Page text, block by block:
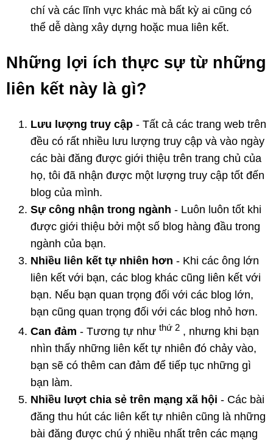
chí và các lĩnh vực khác mà bất kỳ ai cũng có
thể dễ dàng xây dựng hoặc mua liên kết.
Những lợi ích thực sự từ những
liên kết này là gì?
Lưu lượng truy cập - Tất cả các trang web trên
đều có rất nhiều lưu lượng truy cập và vào ngày
các bài đăng được giới thiệu trên trang chủ của
họ, tôi đã nhận được một lượng truy cập tốt đến
blog của mình.
Sự công nhận trong ngành - Luôn luôn tốt khi
được giới thiệu bởi một số blog hàng đầu trong
ngành của bạn.
Nhiều liên kết tự nhiên hơn - Khi các ông lớn
liên kết với bạn, các blog khác cũng liên kết với
bạn. Nếu bạn quan trọng đối với các blog lớn,
bạn cũng quan trọng đối với các blog nhỏ hơn.
Can đảm - Tương tự như thứ 2 , nhưng khi bạn
nhìn thấy những liên kết tự nhiên đó chảy vào,
bạn sẽ có thêm can đảm để tiếp tục những gì
bạn làm.
Nhiều lượt chia sẻ trên mạng xã hội - Các bài
đăng thu hút các liên kết tự nhiên cũng là những
bài đăng được chú ý nhiều nhất trên các mạng